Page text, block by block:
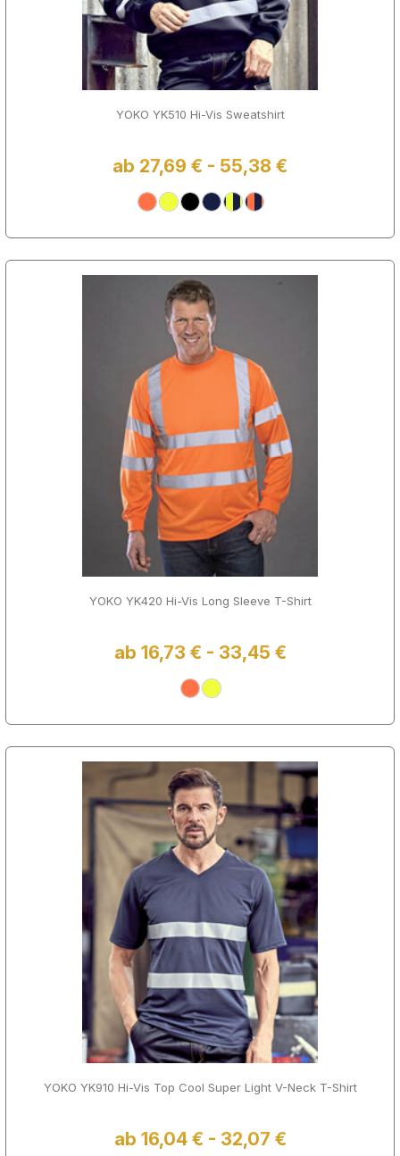
YOKO YK510 Hi-Vis Sweatshirt
ab 27,69 € - 55,38 €
YOKO YK420 Hi-Vis Long Sleeve T-Shirt
ab 16,73 € - 33,45 €
YOKO YK910 Hi-Vis Top Cool Super Light V-Neck T-Shirt
ab 16,04 € - 32,07 €